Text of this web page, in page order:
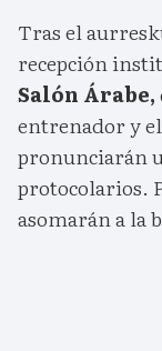
Tras el
recepción
Salón Árabe,
entrenador y
pronunciarán
protocolarios.
asomarán a la